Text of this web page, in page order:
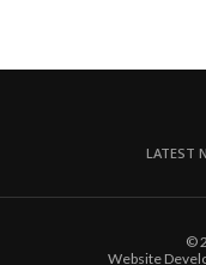
LATEST
©
Website